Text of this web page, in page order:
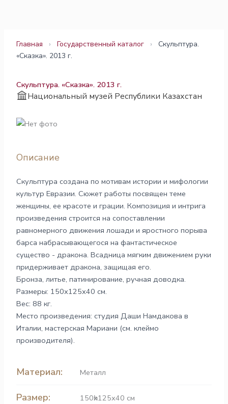
Главная › Государственный каталог ›
Скульптура.
«Сказка». 2013 г.
Скульптура. «Сказка». 2013 г.
Национальный музей Республики Казахстан
Описание
Скульптура создана по мотивам истории и мифологии
культур Евразии. Сюжет работы посвящен теме
женщины, ее красоте и грации. Композиция и интрига
произведения строится на сопоставлении
равномерного движения лошади и яростного порыва
барса набрасывающегося на фантастическое
существо - дракона. Всадница мягким движением руки
придерживает дракона, защищая его.
Бронза, литье, патинирование, ручная доводка.
Размеры: 150х125х40 см.
Вес: 88 кг.
Место произведения: студия Даши Намдакова в
Италии, мастерская Мариани (см. клеймо
производителя).
Материал: Металл
Размер: 150һх125х40 см